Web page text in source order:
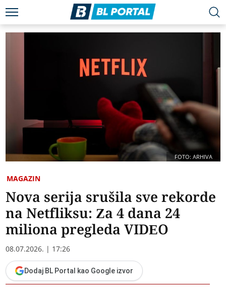
FOTO: ARHIVA
MAGAZIN
Nova serija srušila sve rekorde
na Netfliksu: Za 4 dana 24
miliona pregleda VIDEO
08.07.2026. | 17:26
Dodaj BL Portal kao Google izvor